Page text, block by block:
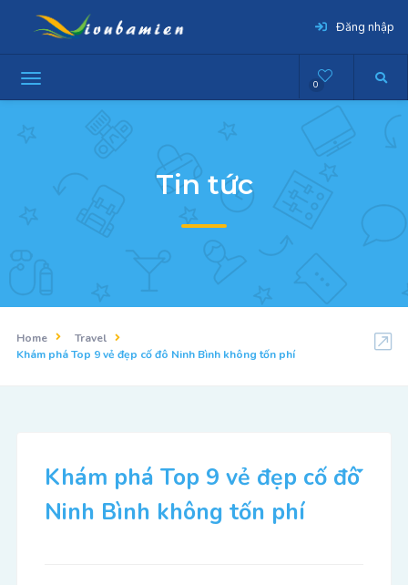
Đăng nhập
0
Tin tức
Home
Travel
Khám phá Top 9 vẻ đẹp cố đô Ninh Bình không tốn phí
Khám phá Top 9 vẻ đẹp cố đô
Ninh Bình không tốn phí